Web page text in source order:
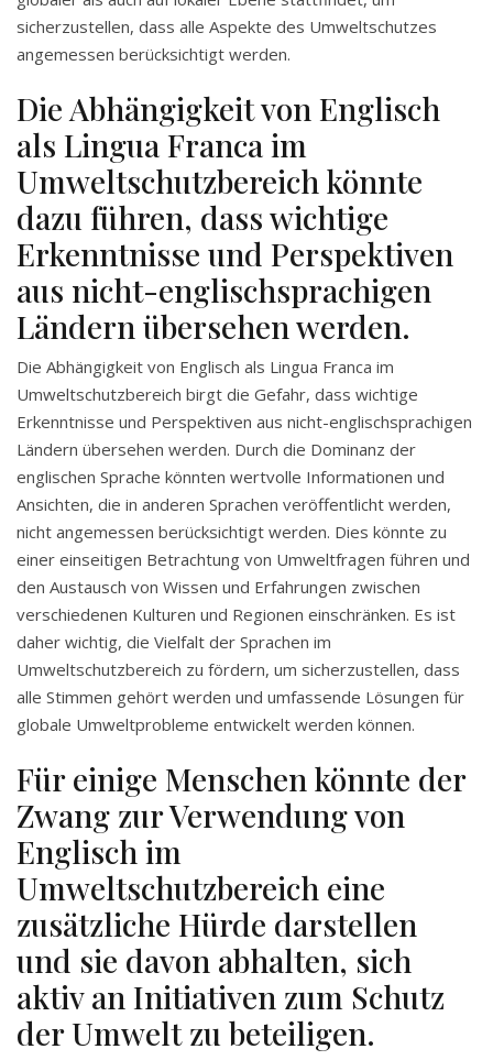
sicherzustellen, dass alle Aspekte des Umweltschutzes
angemessen berücksichtigt werden.
Die Abhängigkeit von Englisch
als Lingua Franca im
Umweltschutzbereich könnte
dazu führen, dass wichtige
Erkenntnisse und Perspektiven
aus nicht-englischsprachigen
Ländern übersehen werden.
Die Abhängigkeit von Englisch als Lingua Franca im
Umweltschutzbereich birgt die Gefahr, dass wichtige
Erkenntnisse und Perspektiven aus nicht-englischsprachigen
Ländern übersehen werden. Durch die Dominanz der
englischen Sprache könnten wertvolle Informationen und
Ansichten, die in anderen Sprachen veröffentlicht werden,
nicht angemessen berücksichtigt werden. Dies könnte zu
einer einseitigen Betrachtung von Umweltfragen führen und
den Austausch von Wissen und Erfahrungen zwischen
verschiedenen Kulturen und Regionen einschränken. Es ist
daher wichtig, die Vielfalt der Sprachen im
Umweltschutzbereich zu fördern, um sicherzustellen, dass
alle Stimmen gehört werden und umfassende Lösungen für
globale Umweltprobleme entwickelt werden können.
Für einige Menschen könnte der
Zwang zur Verwendung von
Englisch im
Umweltschutzbereich eine
zusätzliche Hürde darstellen
und sie davon abhalten, sich
aktiv an Initiativen zum Schutz
der Umwelt zu beteiligen.